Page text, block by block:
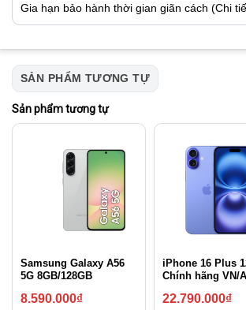
Gia hạn bảo hành thời gian giãn cách (Chi
SẢN PHẨM TƯƠNG TỰ
Sản phẩm tương tự
Samsung Galaxy A56
5G 8GB/128GB
8.590.000₫
iPhone 16 Plus
Chính hãng VN/A
22.790.000₫